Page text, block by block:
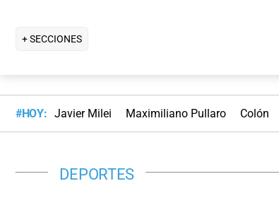
+ SECCIONES
#HOY: Javier Milei Maximiliano Pullaro Colón
DEPORTES